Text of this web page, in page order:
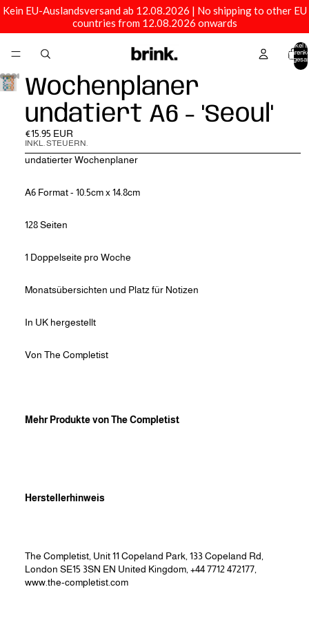
Kein EU-Auslandsversand ab 12.08.2026 | No shipping to other EU
countries from 12.08.2026 onwards
Artikel
Wochenplaner
undatiert A6 - 'Seoul'
€15.95 EUR
INKL. STEUERN.
undatierter Wochenplaner
A6 Format - 10.5cm x 14.8cm
128 Seiten
1 Doppelseite pro Woche
Monatsübersichten und Platz für Notizen
In UK hergestellt
Von The Completist
Mehr Produkte von The Completist
Herstellerhinweis
The Completist, Unit 11 Copeland Park, 133 Copeland Rd,
London SE15 3SN EN United Kingdom, +44 7712 472177,
www.the-completist.com